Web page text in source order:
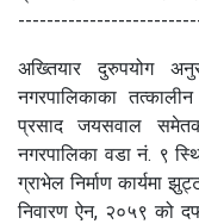
अख्तियार दुरुपयोग
नगरपालिकाका
प्रसाद जयसवाल
नगरपालिका वडा नं. ९
ग्राभेल निर्माण कार्यमा
निवारण ऐन, २०५९ को